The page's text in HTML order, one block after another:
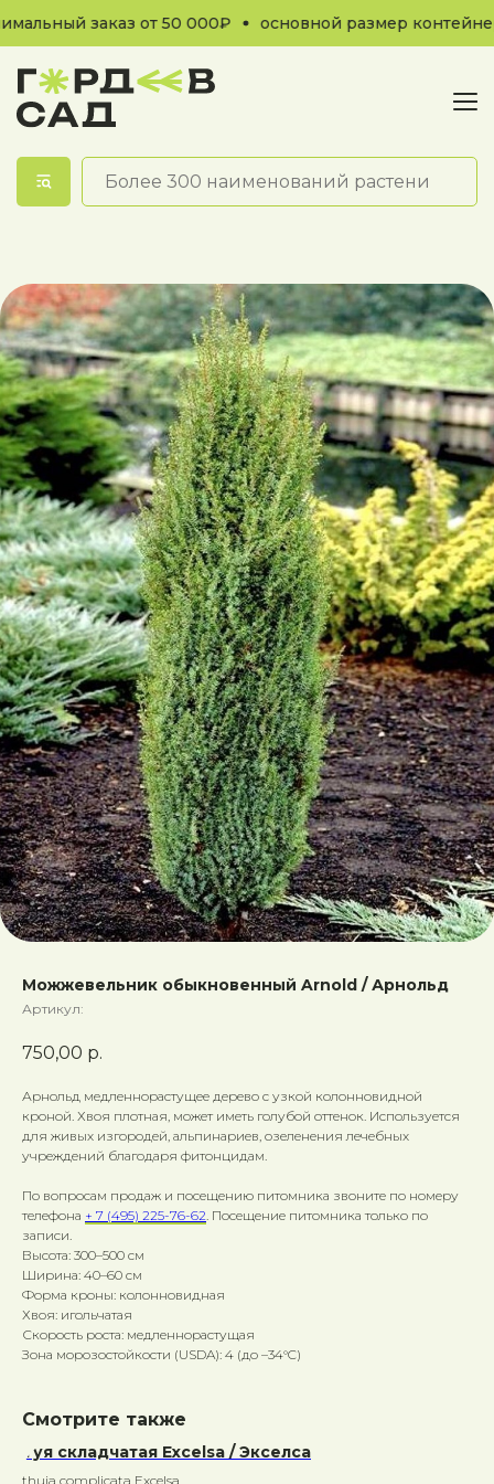
заказ от 50 000₽ основной размер
Можжевельник обыкновенный Arnold / Арнольд
Артикул:
750,00 р.
Арнольд медленнорастущее дерево с узкой колонновидной
кроной. Хвоя плотная, может иметь голубой оттенок. Используется
для живых изгородей, альпинариев, озеленения лечебных
учреждений благодаря фитонцидам.
По вопросам продаж и посещению питомника звоните по номеру
телефона + 7 (495) 225-76-62 . Посещение питомника только по
записи.
Высота: 300–500 см
Ширина: 40–60 см
Форма кроны: колонновидная
Хвоя: игольчатая
Скорость роста: медленнорастущая
Зона морозостойкости (USDA): 4 (до –34°C)
Смотрите также
Туя складчатая Excelsa / Экселса
thuja complicata Excelsa